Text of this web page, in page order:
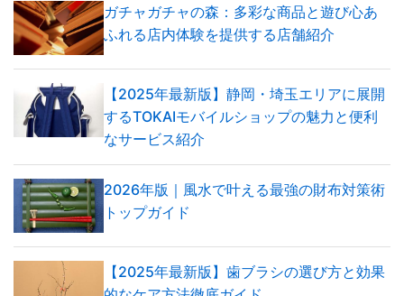
ガチャガチャの森：多彩な商品と遊び心あ
ふれる店内体験を提供する店舗紹介
【2025年最新版】静岡・埼玉エリアに展開
するTOKAIモバイルショップの魅力と便利
なサービス紹介
2026年版｜風水で叶える最強の財布対策術
トップガイド
【2025年最新版】歯ブラシの選び方と効果